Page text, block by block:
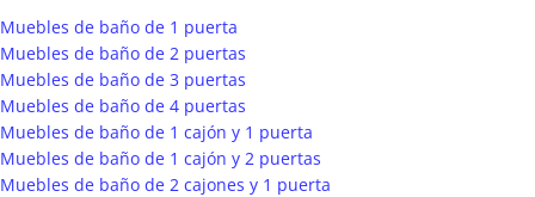
Muebles de baño de 1 puerta
Muebles de baño de 2 puertas
Muebles de baño de 3 puertas
Muebles de baño de 4 puertas
Muebles de baño de 1 cajón y 1 puerta
Muebles de baño de 1 cajón y 2 puertas
Muebles de baño de 2 cajones y 1 puerta